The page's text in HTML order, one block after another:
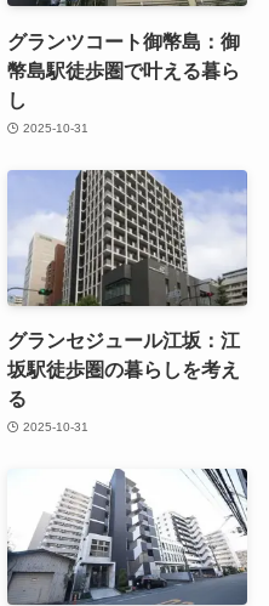
グランツコート御幣島：御
幣島駅徒歩圏で叶える暮ら
し
2025-10-31
グランセジュール江坂：江
坂駅徒歩圏の暮らしを考え
る
2025-10-31